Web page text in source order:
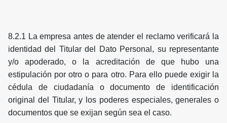
8.2.1 La empresa antes de atender el reclamo verificará la
identidad del Titular del Dato Personal, su representante
y/o apoderado, o la acreditación de que hubo una
estipulación por otro o para otro. Para ello puede exigir la
cédula de ciudadanía o documento de identificación
original del Titular, y los poderes especiales, generales o
documentos que se exijan según sea el caso.